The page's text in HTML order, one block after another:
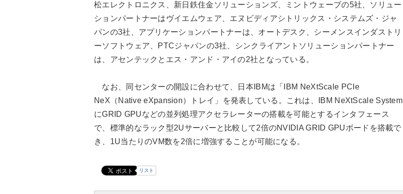
松エレクトロニクス、新日鉄住金ソリューションズ、ミントウェーブの5社、ソリュー
ションパートナーはヴイエムウェア、エヌビディアシトリックス・システムズ・ジャ
パンの3社、アプリケーションパートナーは、オートデスク、シーメンスインダストリ
ーソフトウェア、PTCジャパンの3社、シンクライアントソリューションパートナー
は、アセンテックとエス・アンド・アイの2社となっている。
なお、同センターの開設に合わせて、日本IBMは「IBM NeXtScale PCIe
NeX（Native eXpansion）トレイ」を発表している。これは、IBM NeXtScale System
にGRID GPUなどの並列処理アクセラレーターの搭載を可能とするインタフェース
で、標準的なラック型2Uサーバーと比較して2倍のNVIDIA GRID GPUボードを搭載で
き、1U当たりのVM数を2倍に増強することが可能になる。
リスト